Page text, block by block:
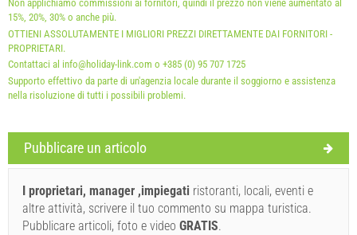
Termini e condizioni del fornitore
Prenota e aspettare la conferma
Se non desideri prenotare immediatamente e hai altre domande,
compila e fai clic su "Invia richiesta".
Non applichiamo commissioni ai fornitori, quindi il prezzo non viene aumentato al
15%, 20%, 30% o anche più.
OTTIENI ASSOLUTAMENTE I MIGLIORI PREZZI DIRETTAMENTE DAI FORNITORI -
PROPRIETARI.
Contattaci al info@holiday-link.com o +385 (0) 95 707 1725
Supporto effettivo da parte di un'agenzia locale durante il soggiorno e assistenza
nella risoluzione di tutti i possibili problemi.
Pubblicare un articolo
I proprietari, manager ,impiegati ristoranti, locali, eventi e
altre attività, scrivere il tuo commento su mappa turistica.
Pubblicare articoli, foto e video GRATIS.